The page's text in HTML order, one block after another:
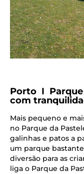
Porto I Parque
com
Mais pequeno e
no Parque da
galinhas e patos a
um parque
diversão para as
liga o Parque da